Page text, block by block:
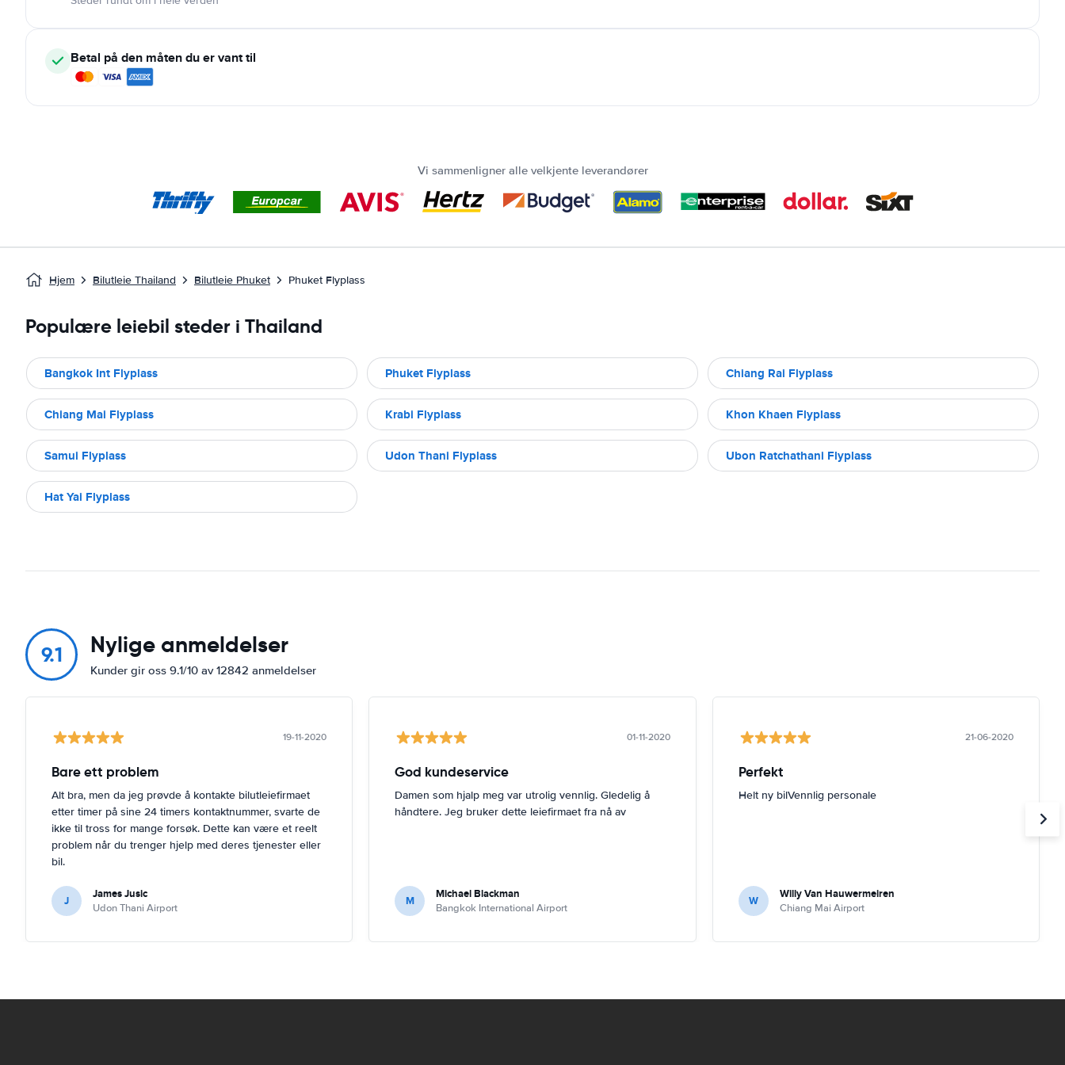
Betal på den måten du er vant til
Vi sammenligner alle velkjente leverandører
Hjem Bilutleie Thailand Bilutleie Phuket Phuket Flyplass
Populære leiebil steder i Thailand
Bangkok Int Flyplass Phuket Flyplass Chiang Rai Flyplass
Chiang Mai Flyplass Krabi Flyplass Khon Khaen Flyplass
Samui Flyplass Udon Thani Flyplass Ubon Ratchathani Flyplass
Hat Yai Flyplass
9.1 Nylige anmeldelser
Kunder gir oss 9.1/10 av 12842 anmeldelser
19-11-2020
Bare ett problem
Alt bra, men da jeg prøvde å kontakte bilutleiefirmaet
etter timer på sine 24 timers kontaktnummer, svarte de
ikke til tross for mange forsøk. Dette kan være et reelt
problem når du trenger hjelp med deres tjenester eller
bil.
J James Jusic
Udon Thani Airport
01-11-2020
God kundeservice
Damen som hjalp meg var utrolig vennlig. Gledelig å
håndtere. Jeg bruker dette leiefirmaet fra nå av
M Michael Blackman
Bangkok International Airport
21-06-2020
Perfekt
Helt ny bilVennlig personale
W Willy Van Hauwermeiren
Chiang Mai Airport